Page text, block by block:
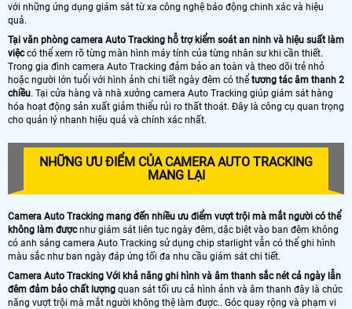
với những ứng dụng giám sát từ xa công nghệ báo động chinh xác và hiệu
quả.
Tại văn phòng camera Auto Tracking hỗ trợ kiểm soát an ninh và hiệu suất làm
việccó thể xem rõ từng màn hình máy tính của từng nhân sư khi cần thiết.
Trong gia đình camera Auto Tracking đảm bảo an toàn và theo dõi trẻ nhỏ
hoặc người lớn tuổi với hình ảnh chi tiết ngày đêm có thể tương tác âm thanh 2
chiều. Tại cửa hàng và nhà xưởng camera Auto Tracking giúp giám sát hàng
hóa hoạt động sản xuất giảm thiểu rủi ro thất thoát. Đây là công cụ quan trọng
cho quản lý nhanh hiệu quả và chính xác nhất.
NHỮNG ƯU ĐIỂM CỦA CAMERA AUTO TRACKING
MANG LẠI
Camera Auto Tracking mang đến nhiều ưu điểm vượt trội mà mắt người có thể
không làm đượcnhư giám sát liên tục ngày đêm, dặc biệt vào ban đêm không
có anh sáng camera Auto Tracking sử dụng chip starlight vẫn có thể ghi hình
màu sắc như ban ngày đáp ứng tối đa nhu cầu giám sát chi tiết.
Camera Auto Tracking Với khả năng ghi hình và âm thanh sắc nét cả ngày lẫn
đêm đảm bảo chất lượng quan sát tối ưu cả hình ảnh và âm thanh đây là chức
năng vượt trội mà mắt người không thệ làm được.. Góc quay rộng và phạm vi